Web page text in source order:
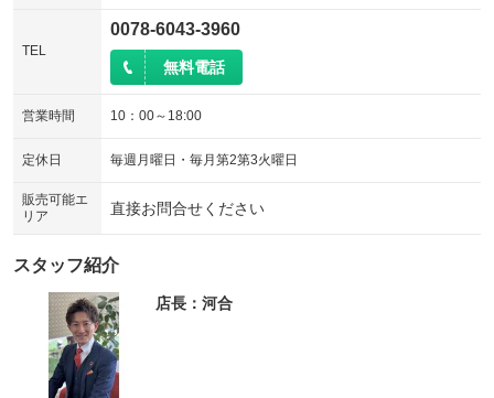
TEL
0078-6043-3960
無料電話
営業時間 10：00～18:00
定休日 毎週月曜日・毎月第2第3火曜日
販売可能エ
リア
直接お問合せください
スタッフ紹介
店長：河合